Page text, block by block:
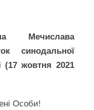
Мечислава
синодальної
(17 жовтня 2021
Особи!